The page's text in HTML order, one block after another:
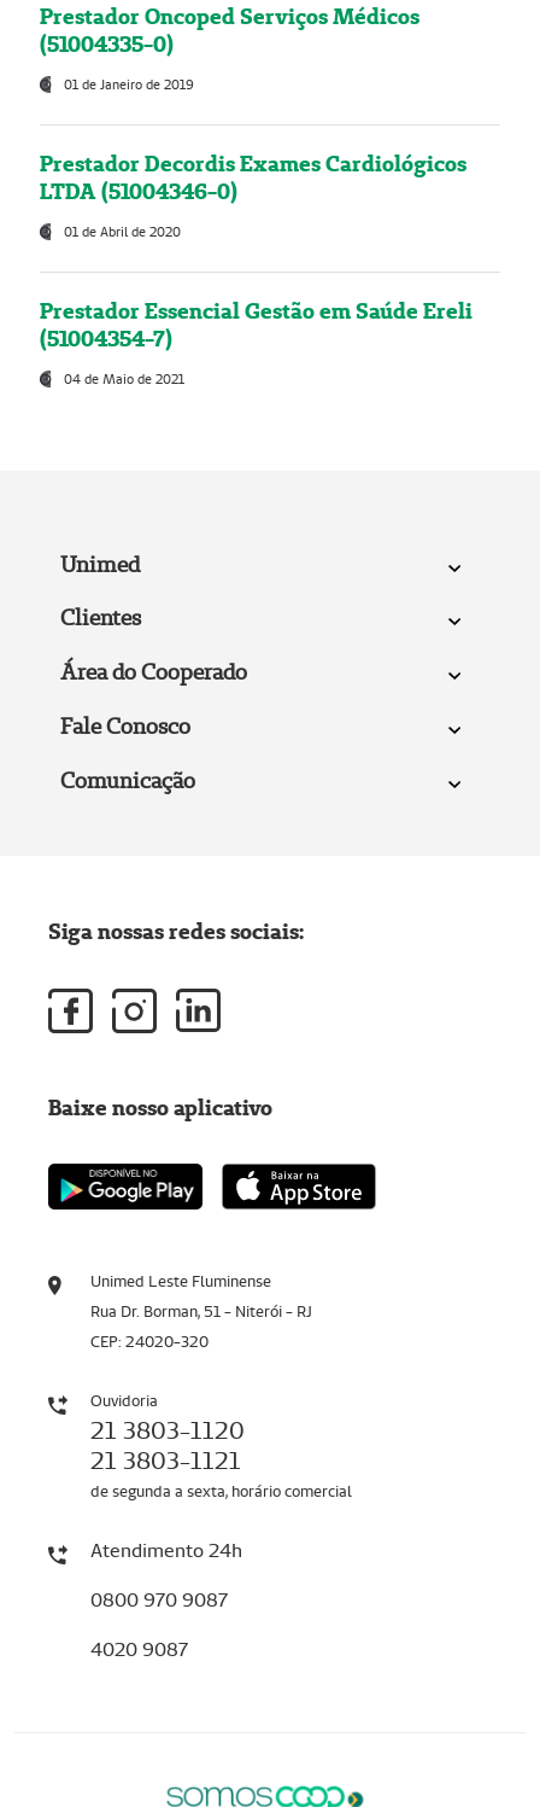
Prestador Oncoped Serviços Médicos
(51004335-0)
01 de Janeiro de 2019
Prestador Decordis Exames Cardiológicos
LTDA (51004346-0)
01 de Abril de 2020
Prestador Essencial Gestão em Saúde Ereli
(51004354-7)
04 de Maio de 2021
Unimed
Clientes
Área do Cooperado
Fale Conosco
Comunicação
Unimed Leste Fluminense
Rua Dr. Borman, 51 - Niterói - RJ
CEP: 24020-320
Ouvidoria
21 3803-1120
21 3803-1121
de segunda a sexta, horário comercial
Atendimento 24h
0800 970 9087
4020 9087
Siga nossas redes sociais:
Baixe nosso aplicativo